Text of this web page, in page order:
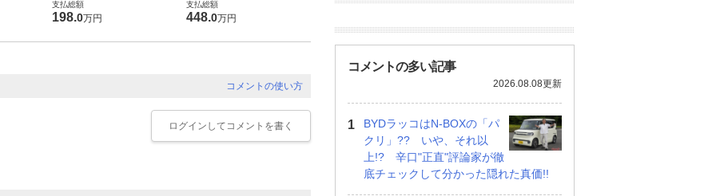
6.0 4WD
支払総額
198.0万円
支払総額
448.0万円
コメントの使い方
ログイン してコメントを書く
コメントの多い記事
2026.08.08更新
BYDラッコはN-BOXの「パ
クリ」?? いや、それ以
上!? 辛口"正直"評論家が徹
底チェックして分かった隠れた真価!!